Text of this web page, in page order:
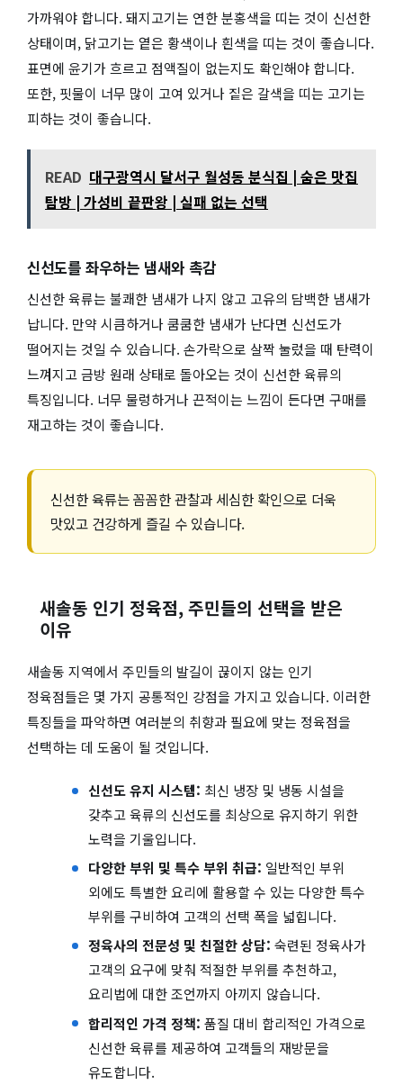
가까워야 합니다. 돼지고기는 연한 분홍색을 띠는 것이 신선한
상태이며, 닭고기는 옅은 황색이나 흰색을 띠는 것이 좋습니다.
표면에 윤기가 흐르고 점액질이 없는지도 확인해야 합니다.
또한, 핏물이 너무 많이 고여 있거나 짙은 갈색을 띠는 고기는
피하는 것이 좋습니다.
READ 대구광역시 달서구 월성동 분식집 | 숨은 맛집
탐방 | 가성비 끝판왕 | 실패 없는 선택
신선도를 좌우하는 냄새와 촉감
신선한 육류는 불쾌한 냄새가 나지 않고 고유의 담백한 냄새가
납니다. 만약 시큼하거나 쿰쿰한 냄새가 난다면 신선도가
떨어지는 것일 수 있습니다. 손가락으로 살짝 눌렀을 때 탄력이
느껴지고 금방 원래 상태로 돌아오는 것이 신선한 육류의
특징입니다. 너무 물렁하거나 끈적이는 느낌이 든다면 구매를
재고하는 것이 좋습니다.
신선한 육류는 꼼꼼한 관찰과 세심한 확인으로 더욱
맛있고 건강하게 즐길 수 있습니다.
새솔동 인기 정육점, 주민들의 선택을 받은
이유
새솔동 지역에서 주민들의 발길이 끊이지 않는 인기
정육점들은 몇 가지 공통적인 강점을 가지고 있습니다. 이러한
특징들을 파악하면 여러분의 취향과 필요에 맞는 정육점을
선택하는 데 도움이 될 것입니다.
신선도 유지 시스템: 최신 냉장 및 냉동 시설을
갖추고 육류의 신선도를 최상으로 유지하기 위한
노력을 기울입니다.
다양한 부위 및 특수 부위 취급: 일반적인 부위
외에도 특별한 요리에 활용할 수 있는 다양한 특수
부위를 구비하여 고객의 선택 폭을 넓힙니다.
정육사의 전문성 및 친절한 상담: 숙련된 정육사가
고객의 요구에 맞춰 적절한 부위를 추천하고,
요리법에 대한 조언까지 아끼지 않습니다.
합리적인 가격 정책: 품질 대비 합리적인 가격으로
신선한 육류를 제공하여 고객들의 재방문을
유도합니다.